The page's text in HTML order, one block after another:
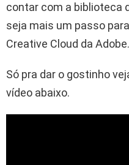
contar com a biblioteca
seja mais um passo
Creative Cloud da Adobe.
Só pra dar o gostinho
vídeo abaixo.